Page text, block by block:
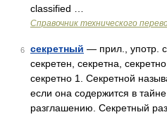
classified …
Справочник технического
6 секретный — прил., употр.
секретен, секретна,
секретно 1. Секретной
если она содержится в
разглашению. Секретный